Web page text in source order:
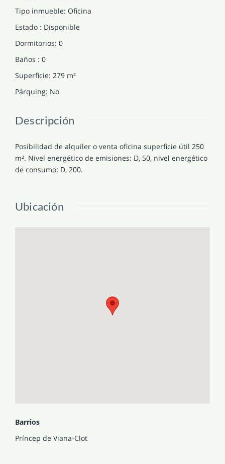
Tipo inmueble: Oficina
Estado : Disponible
Dormitorios: 0
Baños : 0
Superficie: 279 m²
Párquing: No
Descripción
Posibilidad de alquiler o venta oficina superficie útil 250
m². Nivel energético de emisiones: D, 50, nivel energético
de consumo: D, 200.
Ubicación
Barrios
Príncep de Viana-Clot